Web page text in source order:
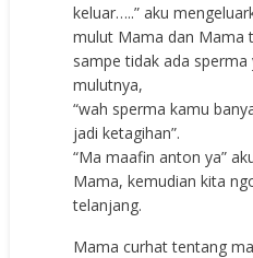
keluar…..” aku
mulut Mama dan Mama
sampe tidak ada sperma
mulutnya,
“wah sperma kamu
jadi ketagihan”.
“Ma maafin anton ya”
Mama, kemudian kita
telanjang.
Mama curhat tentang